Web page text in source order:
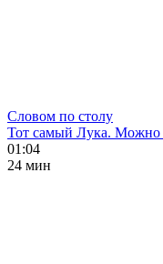
Словом по столу
Тот самый Лука. Можно
01:04
24 мин